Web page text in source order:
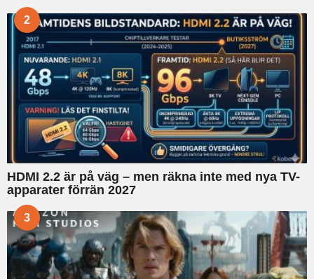
2
HDMI 2.2 är på väg – men räkna inte med nya TV-
apparater förrän 2027
3